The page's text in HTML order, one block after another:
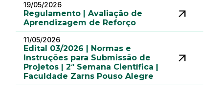
19/05/2026
Regulamento | Avaliação de
Aprendizagem de Reforço
11/05/2026
Edital 03/2026 | Normas e
Instruções para Submissão de
Projetos | 2ª Semana Científica |
Faculdade Zarns Pouso Alegre